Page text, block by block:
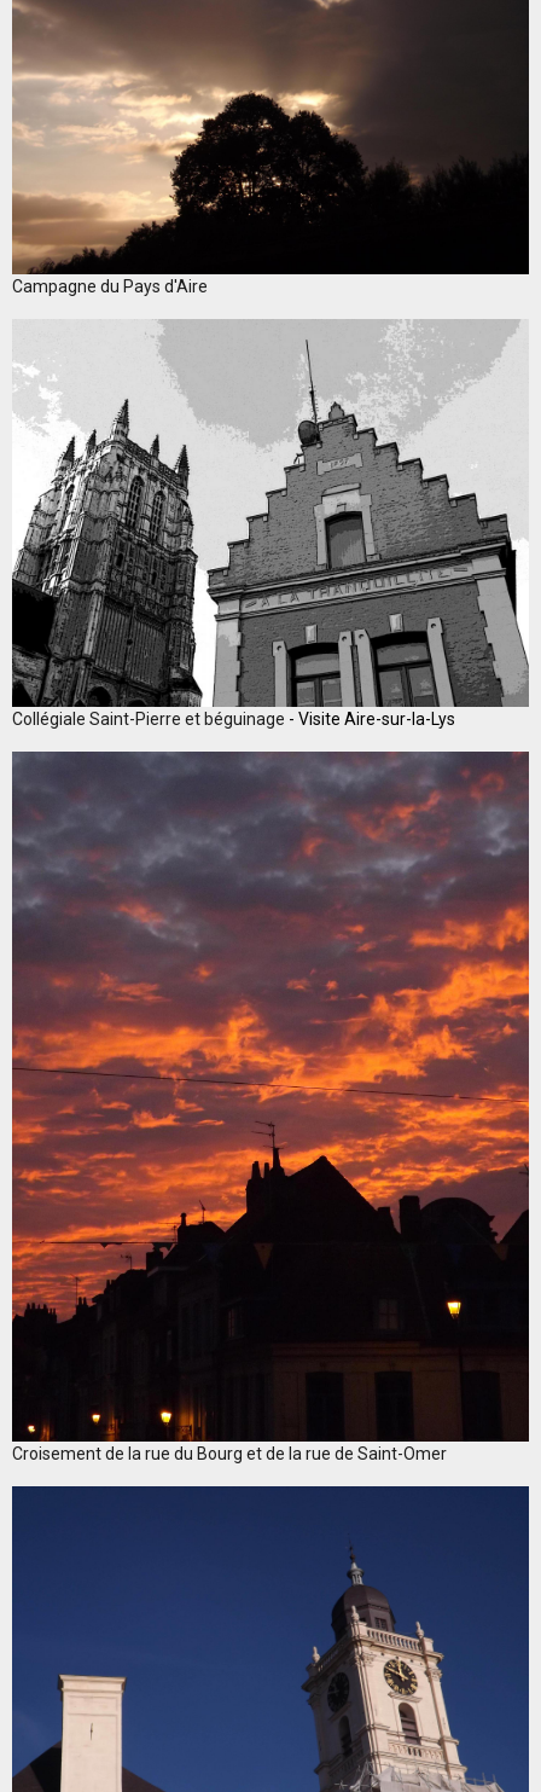
Campagne du Pays d'Aire
Collégiale Saint-Pierre et béguinage - Visite Aire-sur-la-Lys
Croisement de la rue du Bourg et de la rue de Saint-Omer